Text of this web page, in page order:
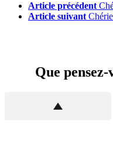
Article précédent
Article suivant
Que